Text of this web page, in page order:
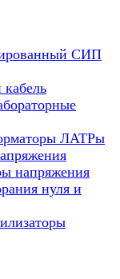
СИП
ЛАТРы
напряжения
нуля и